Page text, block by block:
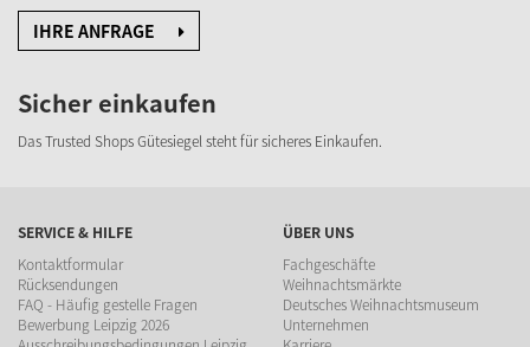
IHRE ANFRAGE
Sicher einkaufen
Das Trusted Shops Gütesiegel steht für sicheres Einkaufen.
SERVICE & HILFE
Kontaktformular
Rücksendungen
FAQ - Häufig gestelle Fragen
Bewerbung Leipzig 2026
ÜBER UNS
Fachgeschäfte
Weihnachtsmärkte
Deutsches Weihnachtsmuseum
Unternehmen